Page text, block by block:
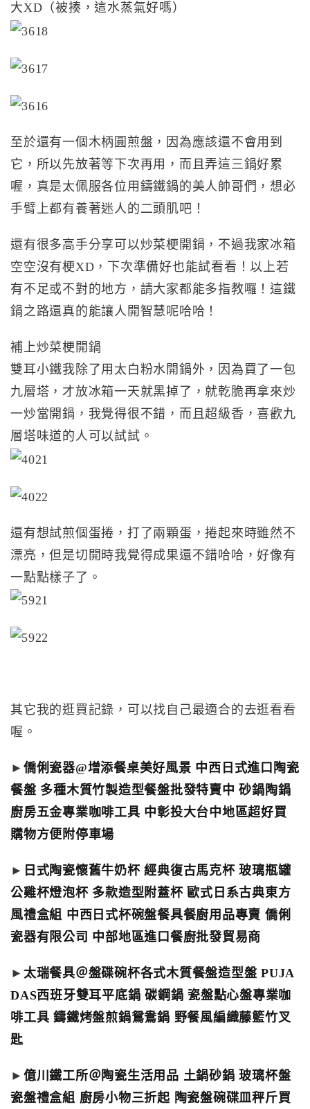
大XD（被揍，這水蒸氣好嗎）
至於還有一個木柄圓煎盤，因為應該還不會用到
它，所以先放著等下次再用，而且弄這三鍋好累
喔，真是太佩服各位用鑄鐵鍋的美人帥哥們，想必
手臂上都有養著迷人的二頭肌吧！
還有很多高手分享可以炒菜梗開鍋，不過我家冰箱
空空沒有梗XD，下次準備好也能試看看！以上若
有不足或不對的地方，請大家都能多指教囉！這鐵
鍋之路還真的能讓人開智慧呢哈哈！
補上炒菜梗開鍋
雙耳小鐵我除了用太白粉水開鍋外，因為買了一包
九層塔，才放冰箱一天就黑掉了，就乾脆再拿來炒
一炒當開鍋，我覺得很不錯，而且超級香，喜歡九
層塔味道的人可以試試。
還有想試煎個蛋捲，打了兩顆蛋，捲起來時雖然不
漂亮，但是切開時我覺得成果還不錯哈哈，好像有
一點點樣子了。
其它我的逛買記錄，可以找自己最適合的去逛看看
喔。
► 僑俐瓷器@增添餐桌美好風景 中西日式進口陶瓷
餐盤 多種木質竹製造型餐盤批發特賣中 砂鍋陶鍋
廚房五金專業咖啡工具 中彰投大台中地區超好買
購物方便附停車場
► 日式陶瓷懷舊牛奶杯 經典復古馬克杯 玻璃瓶罐
公雞杯燈泡杯 多款造型附蓋杯 歐式日系古典東方
風禮盒組 中西日式杯碗盤餐具餐廚用品專賣 僑俐
瓷器有限公司 中部地區進口餐廚批發貿易商
► 太瑞餐具＠盤碟碗杯各式木質餐盤造型盤 PUJA
DAS西班牙雙耳平底鍋 碳鋼鍋 瓷盤點心盤專業咖
啡工具 鑄鐵烤盤煎鍋鴛鴦鍋 野餐風編織藤籃竹叉
匙
► 億川鐵工所＠陶瓷生活用品 土鍋砂鍋 玻璃杯盤
瓷盤禮盒組 廚房小物三折起 陶瓷盤碗碟皿秤斤買